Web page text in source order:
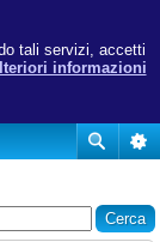
tali servizi, accetti
informazioni